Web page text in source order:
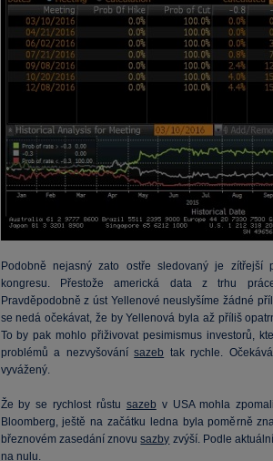
Podobně nejasný zato ostře sledovaný je zítřejší
kongresu. Přestože americká data z trhu
Pravděpodobně z úst Yellenové neuslyšíme žádné
se nedá očekávat, že by Yellenová byla až příliš
To by pak mohlo přiživovat pesimismus investorů,
problémů a nezvyšovánísazeb tak rychle.
vyvážený.
Že by se rychlost růstu sazeb v USA mohla
Bloomberg, ještě na začátku ledna byla poměrně
březnovém zasedání znovusazby zvýší. Podle
na nulu.